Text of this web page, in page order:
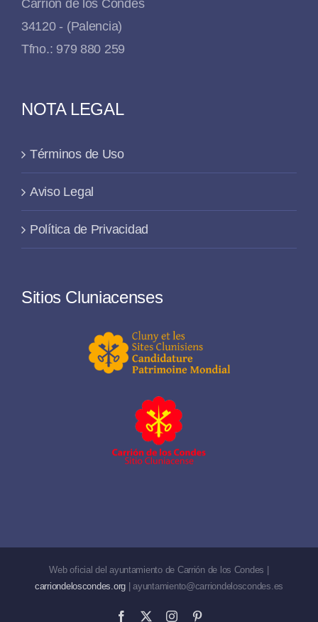
Carrión de los Condes
34120 - (Palencia)
Tfno.: 979 880 259
NOTA LEGAL
Términos de Uso
Aviso Legal
Política de Privacidad
Sitios Cluniacenses
Web oficial del ayuntamiento de Carrión de los Condes |
carriondeloscondes.org | ayuntamiento@carriondeloscondes.es
Facebook InstagramPinterest